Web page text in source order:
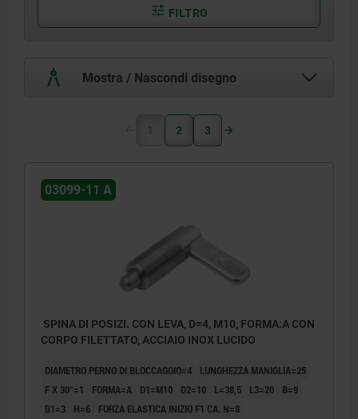
FILTRO
Mostra / Nascondi disegno
1 2 3
03099-11 A
SPINA DI POSIZI. CON LEVA, D=4, M10, FORMA:A CON
CORPO FILETTATO, ACCIAIO INOX LUCIDO
DIAMETRO PERNO DI BLOCCAGGIO=4
LUNGHEZZA MANIGLIA=25
F X 30°=1
FORMA=A D1=M10 D2=10 L=38,5 L3=20
B=9
B1=3
H=6
FORZA ELASTICA INIZIO F1 CA. N=8